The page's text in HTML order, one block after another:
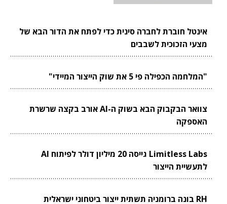
אינטל חוברת לחברה סינית כדי לפתח את הדור הבא של
מצעי הזכוכית לשבבים
"המלחמה הכפילה פי 5 את שוק הייצור המיידי"
צוואר הבקבוק הבא בשוק ה-AI אורב בקצה שרשרת
האספקה
Limitless Labs גייסה 20 מיליון דולר לפיתוח AI
לתעשיית הייצור
RH בונה ברומניה תשתית ייצור ביטחוני ישראלית